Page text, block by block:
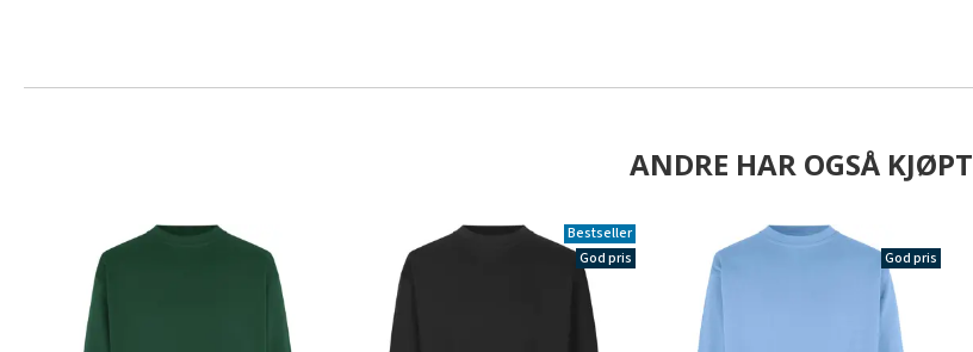
ANDRE HAR OGSÅ KJØPT
Bestseller
God pris
God pris